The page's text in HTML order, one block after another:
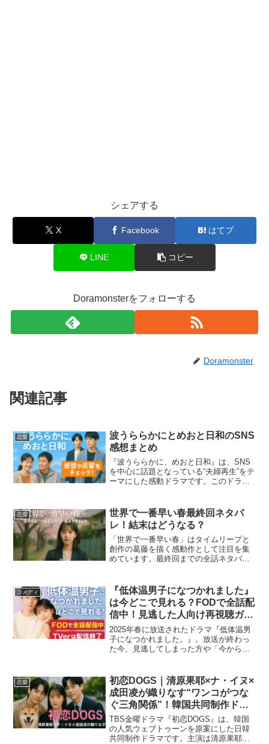
シェアする
X Facebook はてブ
LINE コピー
Doramonsterをフォローする
Doramonster
関連記事
恋愛
波うららかにとめおと日和のSNS
感想まとめ
『波うららかに、めおと日和』は、SNS
を中心に話題となっている“夫婦再生”をテ
ーマにした感動ドラマです。このドラマ
聴者の心に静かに響くストーリーが展開
されています。本記...
恋愛
世界で一番早い春最終回ネタバ
レ！結末はどうなる？
「世界で一番早い春」はタイムリープと
創作の葛藤を描く感動作として注目を集
めています。最終回までの全話ネタバレ
した。世界で一番早い春の結末をしっか
り理解して、より深く作品...
コメディ
『低体温男子になつかれました』
は今どこで見れる？FODで全話配
信中！見逃した人向け再視聴ガイ
ド【TVerは配信終了】
2025年春に放送されたドラマ『低体温男
子になつかれました。』。放送が終わっ
た今、見逃してしまった方や「今からで
在はFODプレミアムで全話配信されてい
ます。一方で、かつ...
恋愛
初恋DOGS｜清原果耶×ナ・イヌ×
成田凌が織りなす“ワンコがつな
ぐ三角関係”！韓国共同制作ドラ
マの3話までのあらすじ＆見どこ
ろ
TBS金曜ドラマ『初恋DOGS』は、韓国
の人気ウェブトゥーンを原案にした日韓
共同制作ドラマです。主演は清原果耶さ